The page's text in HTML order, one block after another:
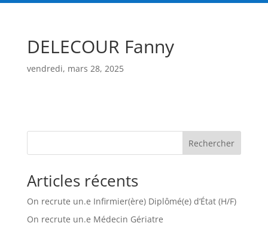
DELECOUR Fanny
vendredi, mars 28, 2025
Rechercher
Articles récents
On recrute un.e Infirmier(ère) Diplômé(e) d’État (H/F)
On recrute un.e Médecin Gériatre